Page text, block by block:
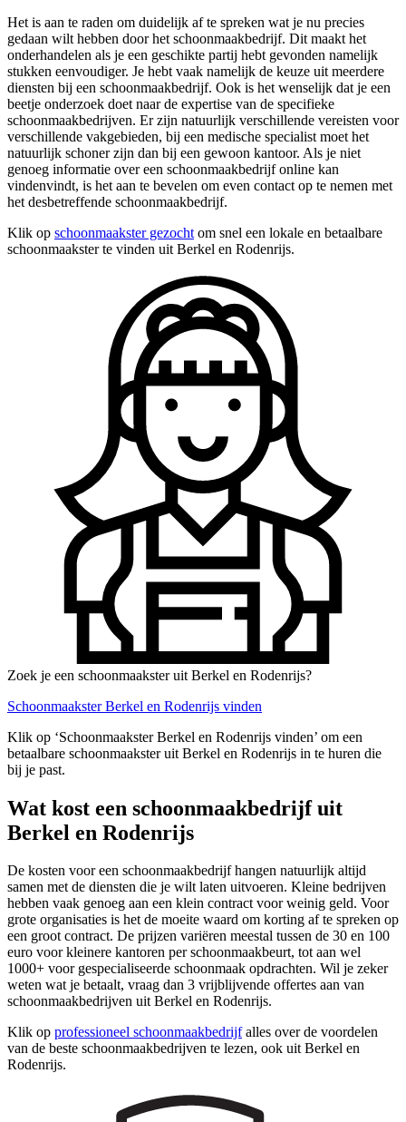
Het is aan te raden om duidelijk af te spreken wat je nu precies
gedaan wilt hebben door het schoonmaakbedrijf. Dit maakt het
onderhandelen als je een geschikte partij hebt gevonden namelijk
stukken eenvoudiger. Je hebt vaak namelijk de keuze uit meerdere
diensten bij een schoonmaakbedrijf. Ook is het wenselijk dat je een
beetje onderzoek doet naar de expertise van de specifieke
schoonmaakbedrijven. Er zijn natuurlijk verschillende vereisten voor
verschillende vakgebieden, bij een medische specialist moet het
natuurlijk schoner zijn dan bij een gewoon kantoor. Als je niet
genoeg informatie over een schoonmaakbedrijf online kan
vindenvindt, is het aan te bevelen om even contact op te nemen met
het desbetreffende schoonmaakbedrijf.
Klik op schoonmaakster gezocht om snel een lokale en betaalbare
schoonmaakster te vinden uit Berkel en Rodenrijs.
Zoek je een schoonmaakster uit Berkel en Rodenrijs?
Schoonmaakster Berkel en Rodenrijs vinden
Klik op ‘Schoonmaakster Berkel en Rodenrijs vinden’ om een
betaalbare schoonmaakster uit Berkel en Rodenrijs in te huren die
bij je past.
Wat kost een schoonmaakbedrijf uit
Berkel en Rodenrijs
De kosten voor een schoonmaakbedrijf hangen natuurlijk altijd
samen met de diensten die je wilt laten uitvoeren. Kleine bedrijven
hebben vaak genoeg aan een klein contract voor weinig geld. Voor
grote organisaties is het de moeite waard om korting af te spreken op
een groot contract. De prijzen variëren meestal tussen de 30 en 100
euro voor kleinere kantoren per schoonmaakbeurt, tot aan wel
1000+ voor gespecialiseerde schoonmaak opdrachten. Wil je zeker
weten wat je betaalt, vraag dan 3 vrijblijvende offertes aan van
schoonmaakbedrijven uit Berkel en Rodenrijs.
Klik op professioneel schoonmaakbedrijfalles over de voordelen
van de beste schoonmaakbedrijven te lezen, ook uit Berkel en
Rodenrijs.